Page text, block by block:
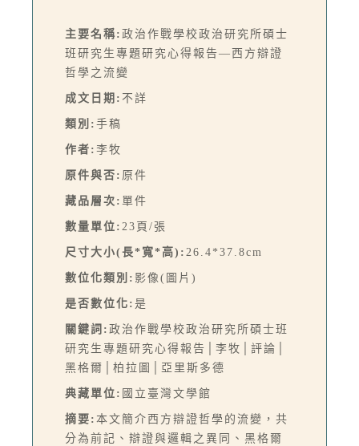
主要名稱: 政治作戰學校政治研究所碩士
班研究生專題研究心得報告—西方辯證
哲學之流變
成文日期: 不詳
類別: 手稿
作者: 李牧
原件與否: 原件
藏品層次: 單件
數量單位: 23頁/張
尺寸大小(長*寬*高): 26.4*37.8cm
數位化類別: 影像(圖片)
是否數位化: 是
關鍵詞: 政治作戰學校政治研究所碩士班
研究生專題研究心得報告│李牧│評論│
黑格爾│柏拉圖│亞里斯多德
典藏單位: 國立臺灣文學館
摘要: 本文簡介西方辯證哲學的流變，共
分為前記、辯證與邏輯之異同、黑格爾